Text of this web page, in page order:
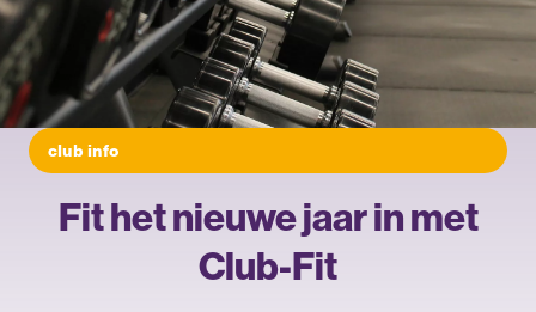
club info
Fit het nieuwe jaar in met
Club-Fit